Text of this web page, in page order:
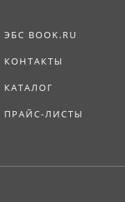
ЭБС BOOK.RU
КОНТАКТЫ
КАТАЛОГ
ПРАЙС-ЛИСТЫ